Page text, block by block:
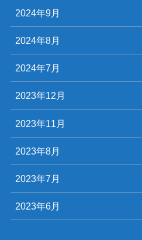
2024年9月
2024年8月
2024年7月
2023年12月
2023年11月
2023年8月
2023年7月
2023年6月